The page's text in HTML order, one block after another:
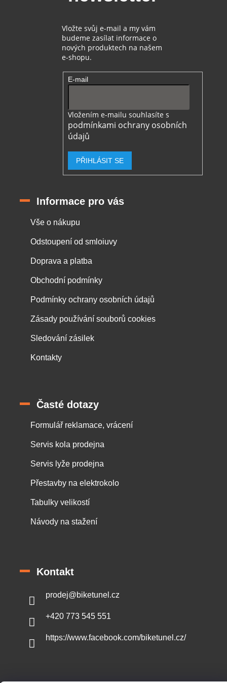
ý
p
i
Vložte svůj e-mail a my vám
budeme zasílat informace o
nových produktech na našem
e-shopu.
E-mail
Vložením e-mailu souhlasíte s
podmínkami ochrany osobních
údajů
PŘIHLÁSIT SE
Informace pro vás
Vše o nákupu
Odstoupení od smloiuvy
Doprava a platba
Obchodní podmínky
Podmínky ochrany osobních údajů
Zásady používání souborů cookies
Sledování zásilek
Kontakty
Časté dotazy
Formulář reklamace, vrácení
Servis kola prodejna
Servis lyže prodejna
Přestavby na elektrokolo
Tabulky velikostí
Návody na stažení
Kontakt
prodej@biketunel.cz
+420 773 545 551
https://www.facebook.com/biketunel.cz/